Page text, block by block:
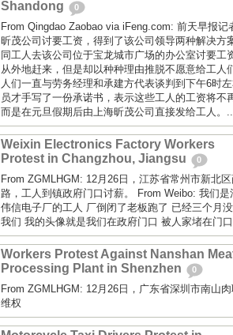
Shandong
0
From Qingdao Zaobao via iFeng.com: 前天早报
昕茂公司讨要工资，得到了该公司领导两种解决方
同工人去该公司位于宝龙城市广场的办公室讨要工
从外地赶来，但是却以种种理由推脱不愿意给工人
人们一直与劳务经理和承建方代表谈判到下午6时
员才手写了一份承诺书，表示这些工人的工资将不
而是在元旦假期后由上海昕茂公司直接发给工人。
Weixin Electronics Factory Workers
Protest in Changzhou, Jiangsu
0
From ZGMLHGM: 12月26日，江苏省常州市新北
路，工人到镇政府门口讨薪。 From Weibo: 我们
伟信电子厂的工人 厂倒闭了老板跑了 已经三个月
我们 我的头像就是我们在政府门口 被人家堵在门
Workers Protest Against Nanshan
Processing Plant in Shenzhen
0
From ZGMLHGM: 12月26日，广东省深圳市南山
维权